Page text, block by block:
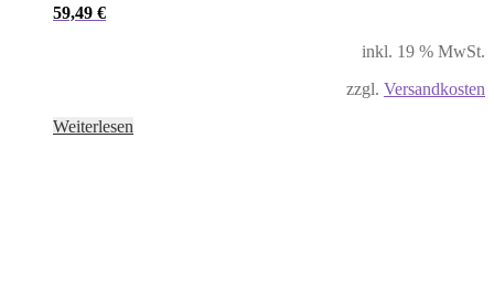
59,49 €
inkl. 19 % MwSt.
zzgl. Versandkosten
Weiterlesen